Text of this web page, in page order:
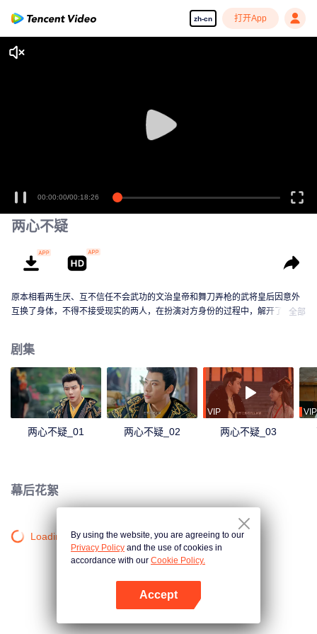
zh-cn 打开App
00:00:00/00:18:26
两心不疑
原本相看两生厌、互不信任不会武功的文治皇帝和舞刀弄枪的武将皇后因意外
互换了身体，不得不接受现实的两人，在扮演对方身份的过程中，解开了误
上体内的皇后也终于明白为什么皇上对自己的家族保有猜疑。
全部
剧集
两心不疑_01 两心不疑_02
VIP
两心不疑_03
VIP
幕后花絮
Loading…By using the website, you are agreeing to our
Privacy Policy and the use of cookies in
accordance with our Cookie Policy.
Accept